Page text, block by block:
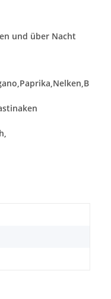
und über Nacht